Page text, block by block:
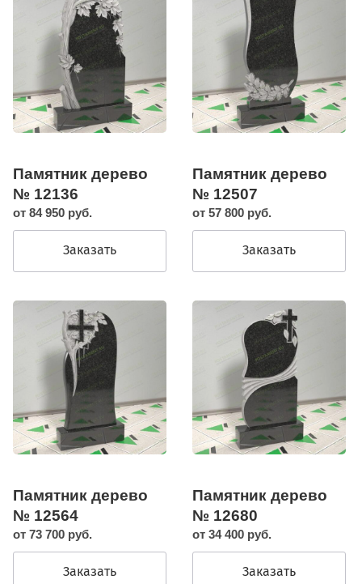
Памятник дерево
№ 12136
от 84 950 руб.
Заказать
Памятник дерево
№ 12507
от 57 800 руб.
Заказать
Памятник дерево
№ 12564
от 73 700 руб.
Заказать
Памятник дерево
№ 12680
от 34 400 руб.
Заказать